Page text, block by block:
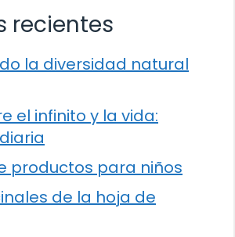
recientes
la diversidad natural
el infinito y la vida:
productos para niños
de la hoja de